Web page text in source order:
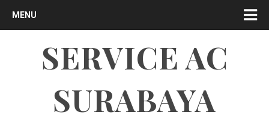
MENU
SERVICE AC
SURABAYA